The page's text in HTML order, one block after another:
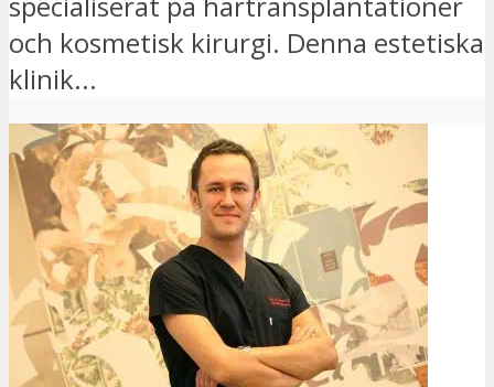
och kosmetisk kirurgi. Denna estetiska
klinik...